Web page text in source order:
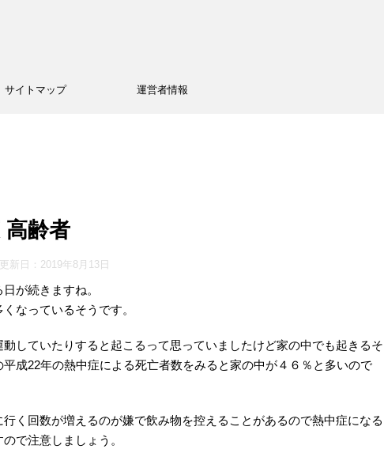
サイトマップ 運営者情報
高齢者
新日： 2019年8月13日
が続きますね。
なっているそうです。
していたりすると起こるって思っていましたけど家の中でも起きるそ
平成22年の熱中症による死亡者数をみると家の中が４６％と多いので
く回数が増えるのが嫌で飲み物を控えることがあるので熱中症になる
で注意しましょう。